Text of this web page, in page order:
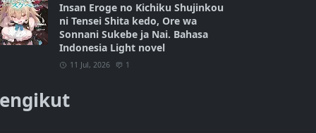
Insan Eroge no Kichiku Shujinkou
ni Tensei Shita kedo, Ore wa
Sonnani Sukebe ja Nai. Bahasa
Indonesia Light novel
11 Jul, 2026 1